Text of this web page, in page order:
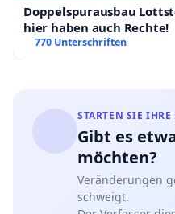
Doppelspurausbau
hier haben auch Rechte!
770 Unterschriften
STARTEN SIE
Gibt es
möchten?
Veränderungen
schweigt.